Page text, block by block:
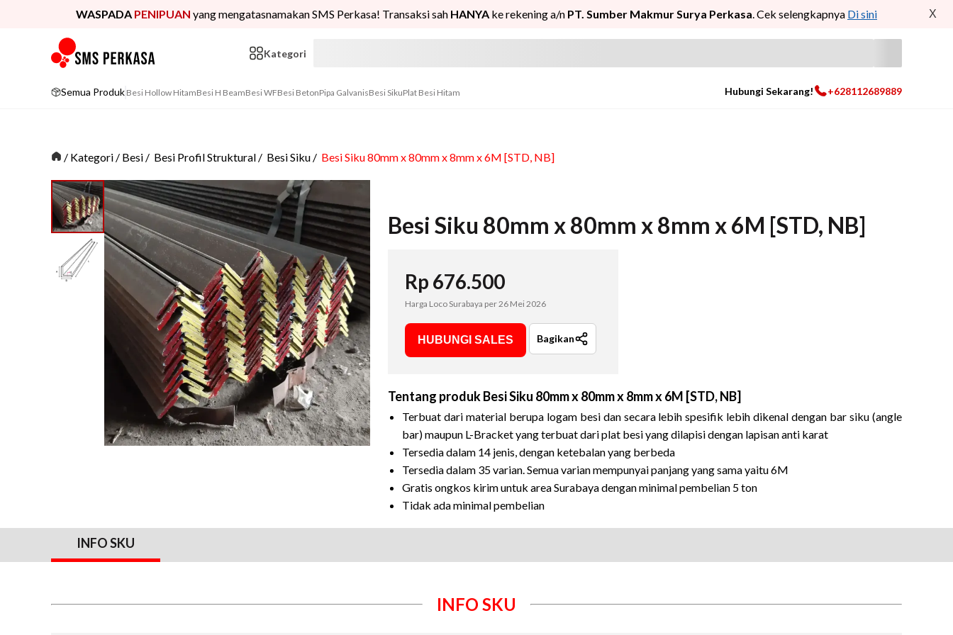
WASPADA PENIPUAN yang mengatasnamakan SMS Perkasa! Transaksi sah HANYA ke rekening a/n PT. Sumber Makmur Surya Perkasa. Cek selengkapnya Di sini X
Kategori
Semua Produk Besi Hollow HitamBesi H BeamBesi WFBesi BetonPipa GalvanisBesi SikuPlat Besi Hitam Hubungi Sekarang! +628112689889
/ Kategori / Besi / Besi Profil Struktural / Besi Siku / Besi Siku 80mm x 80mm x 8mm x 6M [STD, NB]
Besi Siku 80mm x 80mm x 8mm x 6M [STD, NB]
Rp 676.500
Harga Loco Surabaya per26 Mei 2026
HUBUNGI SALES Bagikan
Tentang produkBesi Siku 80mm x 80mm x 8mm x 6M [STD, NB]
Terbuat dari material berupa logam besi dan secara lebih spesifik lebih dikenal dengan bar siku (angle
bar) maupun L-Bracket yang terbuat dari plat besi yang dilapisi dengan lapisan anti karat
Tersedia dalam 14 jenis, dengan ketebalan yang berbeda
Tersedia dalam 35 varian. Semua varian mempunyai panjang yang sama yaitu 6M
Gratis ongkos kirim untuk area Surabaya dengan minimal pembelian 5 ton
Tidak ada minimal pembelian
INFO SKU
INFO SKU